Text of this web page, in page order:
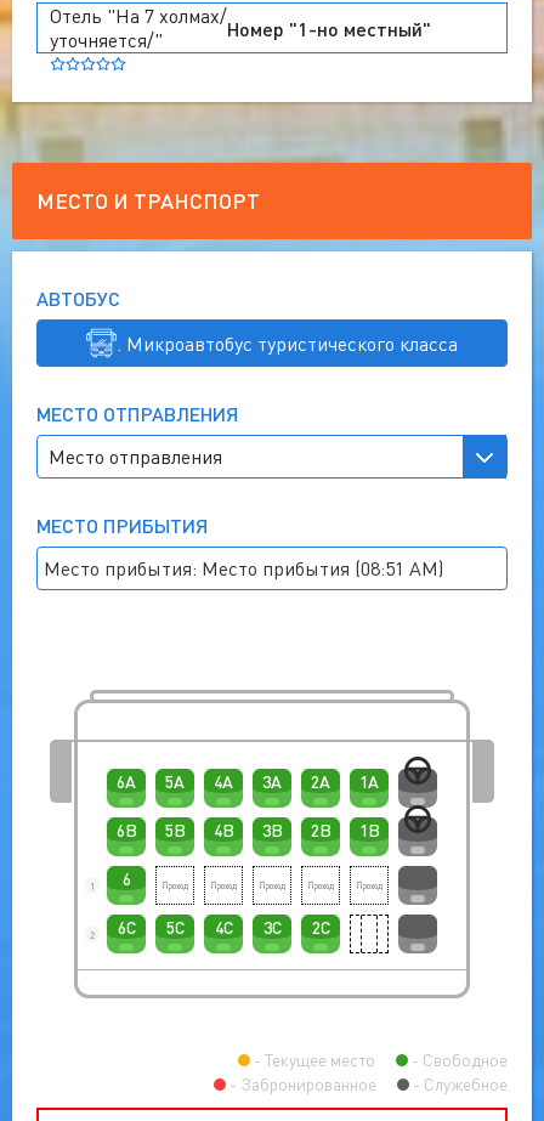
Отель "На 7 холмах/
уточняется/"
Номер "1-но местный"
МЕСТО И ТРАНСПОРТ
АВТОБУС
. Микроавтобус туристического класса
МЕСТО ОТПРАВЛЕНИЯ
МЕСТО ПРИБЫТИЯ
Место прибытия: Место прибытия (08:51 AM)
6A 5A 4A 3A 2A 1A
6B 5B 4B 3B 2B 1B
1 6
2 6C 5C 4C 3C 2C
Текущее место
Свободное
Забронированное
Служебное